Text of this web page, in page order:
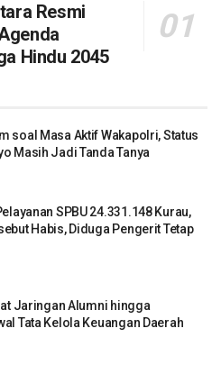
Resmi
Hindu 2045
soal Masa Aktif Wakapolri, Status
Masih Jadi Tanda Tanya
SPBU 24.331.148 Kurau,
Habis, Diduga Pengerit Tetap
Jaringan Alumni hingga
Tata Kelola Keuangan Daerah